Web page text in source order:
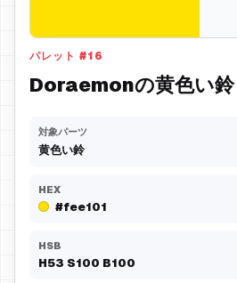
パレット #16
Doraemonの黄色い鈴
対象パーツ
黄色い鈴
HEX
#fee101
HSB
H53 S100 B100